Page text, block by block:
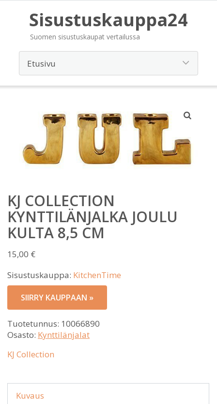
Sisustuskauppa24
Suomen sisustuskaupat vertailussa
KJ COLLECTION
KYNTTILÄNJALKA JOULU
KULTA 8,5 CM
15,00 €
Sisustuskauppa: KitchenTime
SIIRRY KAUPPAAN »
Tuotetunnus: 10066890
Osasto: Kynttilänjalat
KJ Collection
Kuvaus